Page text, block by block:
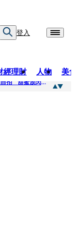
登入
經理財 人物 美
梅根勾哈利王子跑趴！「戴黛妃遺物」頭碰頭自拍 甜蜜放閃搶鏡